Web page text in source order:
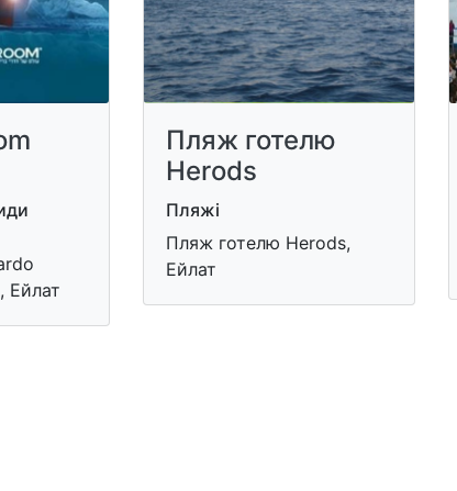
Ейлат
Пляж готелю
Herods
Пляжі
Пляж готелю Herods,
Ейлат